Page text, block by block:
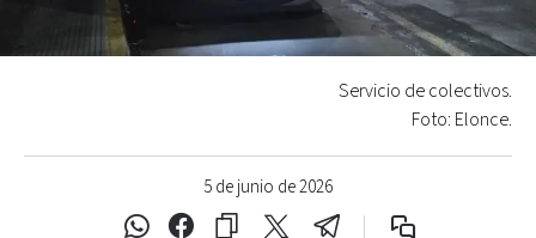
5 de junio de 2026
Servicio de colectivos.
Foto: Elonce.